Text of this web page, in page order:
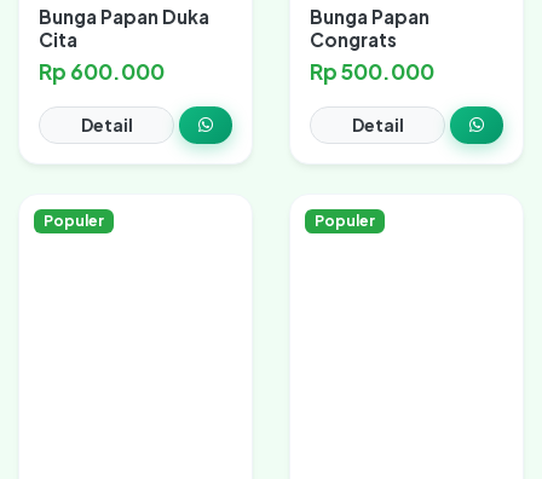
Bunga Papan Duka
Cita
Rp 600.000
Detail
Bunga Papan
Congrats
Rp 500.000
Detail
Populer Populer